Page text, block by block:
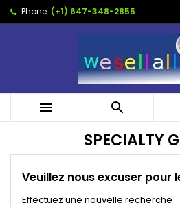
Phone: (+1) 647-348-2855
 
SPECIALTY
Veuillez nous excuser pour
Effectuez une nouvelle recherche